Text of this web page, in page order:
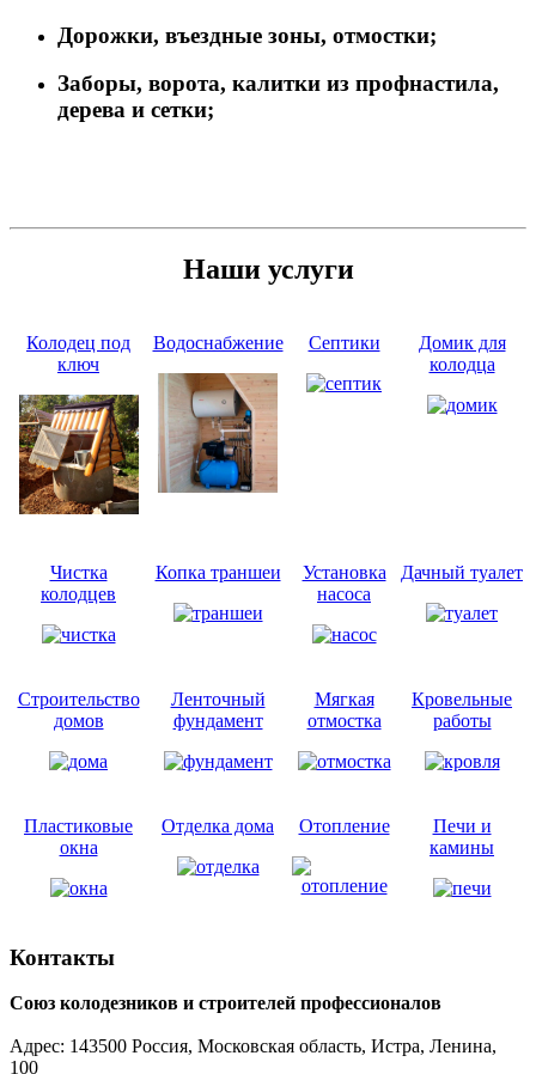
Дорожки, въездные зоны, отмостки;
Заборы, ворота, калитки из профнастила,
дерева и сетки;
Наши услуги
Колодец под
ключ
Водоснабжение Септики
Домик для
колодца
Чистка
колодцев
Копка траншеи
Установка
насоса
Дачный туалет
Строительство
домов
Ленточный
фундамент
Мягкая
отмостка
Кровельные
работы
Пластиковые
окна
Отделка дома Отопление
Печи и
камины
Контакты
Союз колодезников и строителей профессионалов
Адрес: 143500 Россия, Московская область, Истра, Ленина,
100